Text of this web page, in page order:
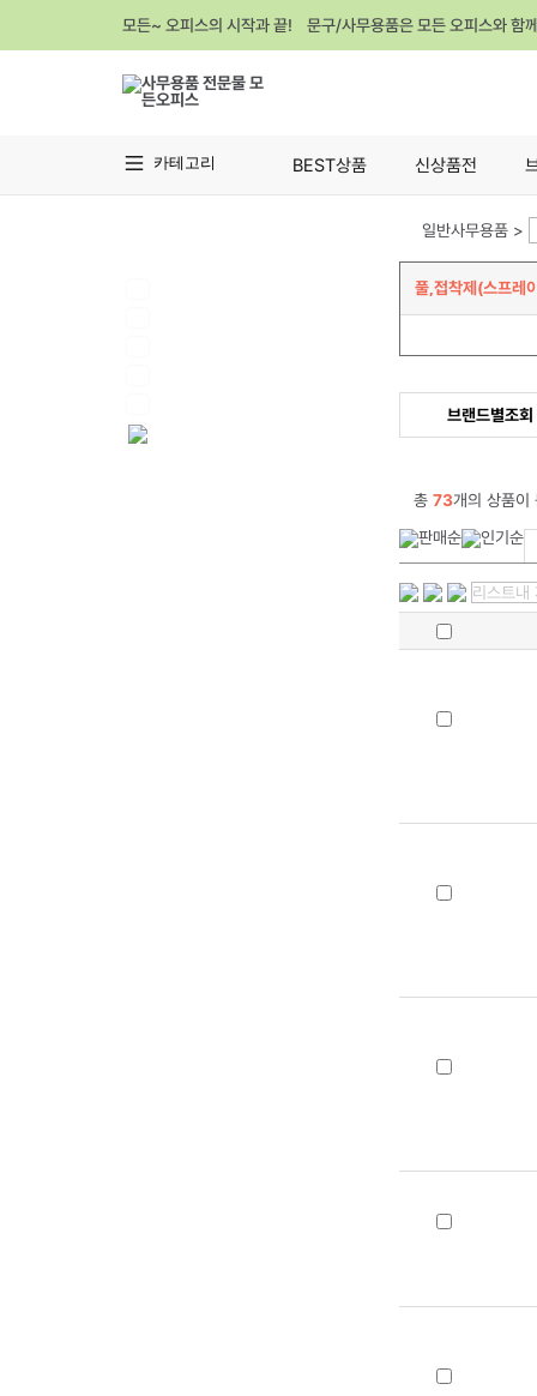
모든~ 오피스의 시작과 끝! 문구/사무용품은 모든 오피스와 함
카테고리 BEST상품 신상품전
일반사무용품 >
풀,접착제(스프레
브랜드별조회
총 73개의 상품이